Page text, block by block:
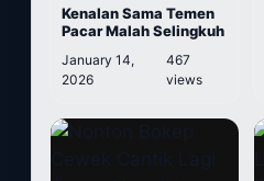
Kenalan Sama Temen
Pacar Malah Selingkuh
January 14,
2026
467
views